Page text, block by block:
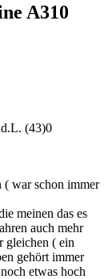
A310
(43)0
war schon immer
meinen das es
auch mehr
gleichen ( ein
gehört immer
etwas hoch